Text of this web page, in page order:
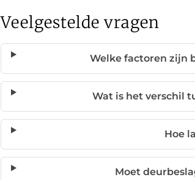
Veelgestelde vragen
Welke factoren zijn
Wat is het verschil
Hoe
Moet